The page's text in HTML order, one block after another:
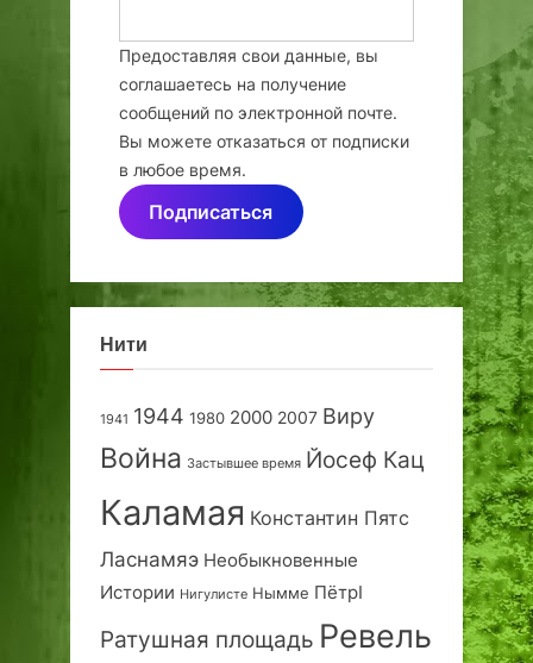
Предоставляя свои данные, вы
соглашаетесь на получение
сообщений по электронной почте.
Вы можете отказаться от подписки
в любое время.
Подписаться
Нити
1941 1944 1980 2000 2007 Виру
Война Застывшее время Йосеф Кац
Каламая Константин Пятс
Ласнамяэ Необыкновенные
Истории Нигулисте Нымме ПётрI
Ратушная площадь Ревель